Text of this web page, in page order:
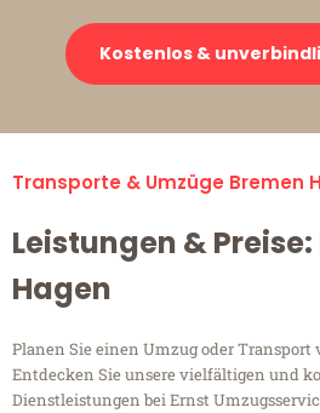
Kostenlos &
Transporte & Umzüge Bremen
Leistungen &
Hagen
Planen Sie einen Umzug oder Transport
Entdecken Sie unsere vielfältigen und
Dienstleistungen bei Ernst